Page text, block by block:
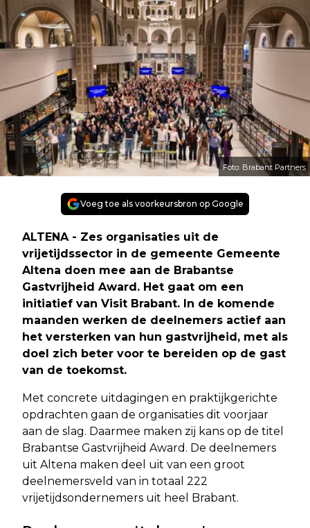
Foto: Brabant Partners
Voeg toe als voorkeursbron op Google
ALTENA - Zes organisaties uit de
vrijetijdssector in de gemeente Gemeente
Altena doen mee aan de Brabantse
Gastvrijheid Award. Het gaat om een
initiatief van Visit Brabant. In de komende
maanden werken de deelnemers actief aan
het versterken van hun gastvrijheid, met als
doel zich beter voor te bereiden op de gast
van de toekomst.
Met concrete uitdagingen en praktijkgerichte
opdrachten gaan de organisaties dit voorjaar
aan de slag. Daarmee maken zij kans op de titel
Brabantse Gastvrijheid Award. De deelnemers
uit Altena maken deel uit van een groot
deelnemersveld van in totaal 222
vrijetijdsondernemers uit heel Brabant.